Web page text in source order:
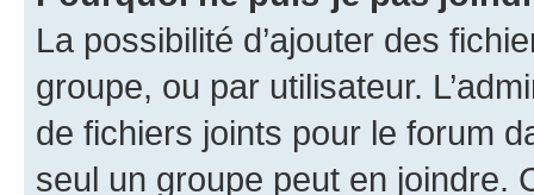
La possibilité d’ajouter des
groupe, ou par utilisateur.
de fichiers joints pour le forum
seul un groupe peut en joindre.